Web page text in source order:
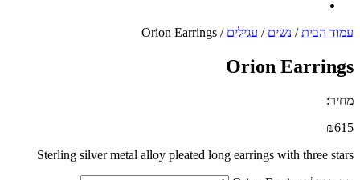
עמוד הבית/ נשים / עגילים / Orion Earrings
Orion Earrings
מחיר:
₪615
Sterling silver metal alloy pleated long earrings with three stars